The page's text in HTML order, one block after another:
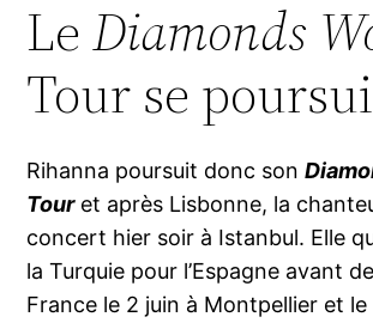
LeDiamonds
Tour se
Rihanna poursuit donc son
Touret après Lisbonne, la
concert hier soir à Istanbul. Elle
la Turquie pour l’Espagne avant
France le 2 juin à Montpellier et le